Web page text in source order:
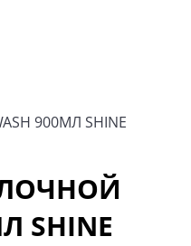
900МЛ SHINE
SHINE